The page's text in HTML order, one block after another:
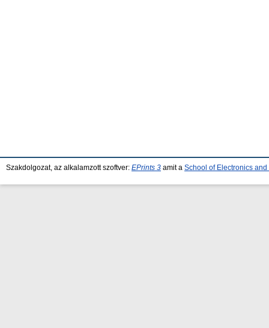
Szakdolgozat, az alkalamzott szoftver: EPrints 3 amit a School of Electronics